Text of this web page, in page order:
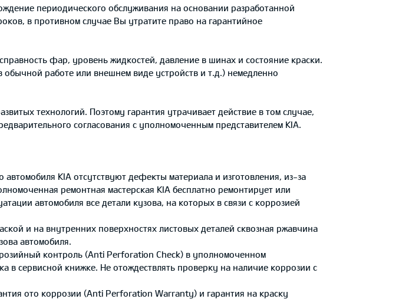
периодического обслуживания на основании разработанной
в противном случае Вы утратите право на гарантийное
фар, уровень жидкостей, давление в шинах и состояние краски.
работе или внешнем виде устройств и т.д.) немедленно
технологий. Поэтому гарантия утрачивает действие в том случае,
согласования с уполномоченным представителем KIA.
KIA отсутствуют дефекты материала и изготовления, из-за
ремонтная мастерская KIA бесплатно ремонтирует или
автомобиля все детали кузова, на которых в связи с коррозией
и на внутренних поверхностях листовых деталей сквозная ржавчина
автомобиля.
контроль (Anti Perforation Check) в уполномоченном
в сервисной книжке. Не отождествлять проверку на наличие коррозии с
ото коррозии (Anti Perforation Warranty) и гарантия на краску